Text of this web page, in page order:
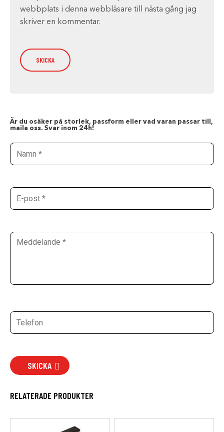
webbplats i denna webbläsare till nästa gång jag
skriver en kommentar.
Är du osäker på storlek, passform eller vad varan passar till,
maila oss. Svar inom 24h!
SKICKA
RELATERADE PRODUKTER